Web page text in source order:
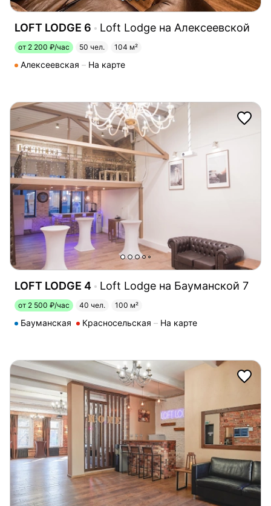
LOFT LODGE 6 Loft Lodge на Алексеевской
от 2 200 ₽/час 50 чел. 104 м²
Алексеевская На карте
LOFT LODGE 4 Loft Lodge на Бауманской 7
от 2 500 ₽/час 40 чел. 100 м²
Бауманская Красносельская На карте